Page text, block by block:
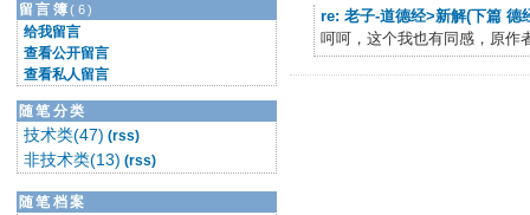
留言簿(6)
给我留言
查看公开留言
查看私人留言
随笔分类
技术类(47) (rss)
非技术类(13) (rss)
随笔档案
re: 老子-道德经>新解(下篇 德
呵呵，这个我也有同感，原作